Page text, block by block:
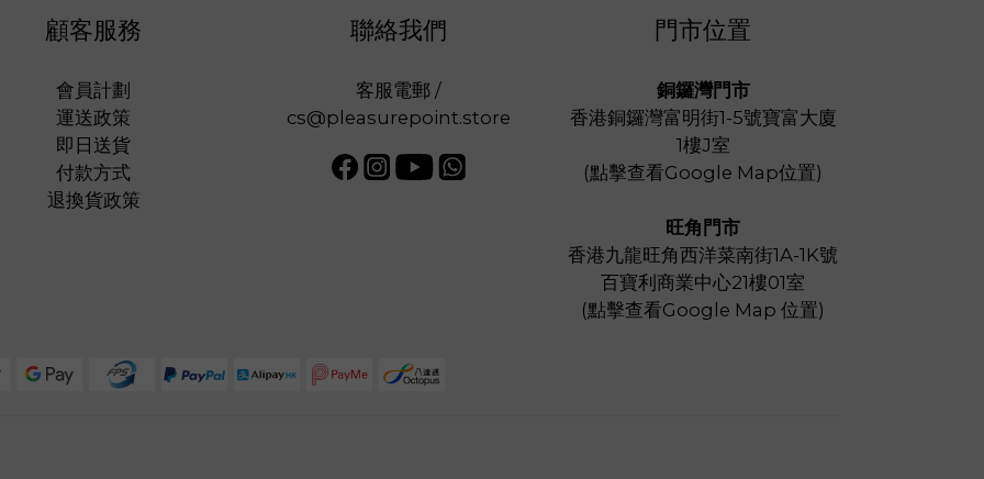
顧客服務
會員計劃
運送政策
即日送貨
付款方式
退換貨政策
聯絡我們
客服電郵 /
cs@pleasurepoint.store
門市位置
銅鑼灣門市
香港銅鑼灣富明街1-5號寶富大廈
1樓J室
(點擊查看Google Map位置)
旺角門市
香港九龍旺角西洋菜南街1A-1K號
百寶利商業中心21樓01室
(點擊查看Google Map 位置)